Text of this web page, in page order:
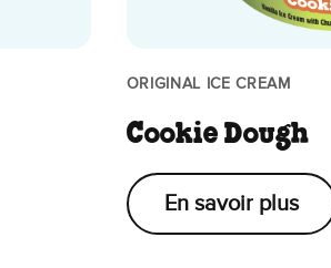
ORIGINAL ICE CREAM
Cookie Dough
En savoir plus